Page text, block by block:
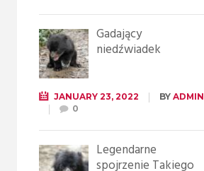
Gadający
niedźwiadek
JANUARY 23, 2022 BY ADMIN
0
Legendarne
spojrzenie Takiego